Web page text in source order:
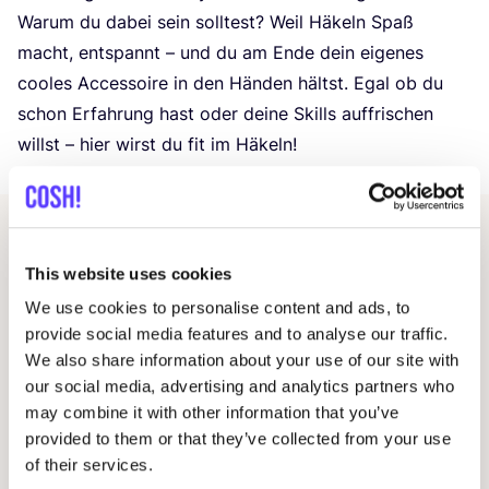
This website uses cookies
We use cookies to personalise content and ads, to
provide social media features and to analyse our traffic.
We also share information about your use of our site with
our social media, advertising and analytics partners who
may combine it with other information that you’ve
provided to them or that they’ve collected from your use
of their services.
War­um du dabei sein soll­test? Weil Häkeln Spaß
macht, ent­spannt – und du am Ende dein eige­nes
coo­les Acces­soire in den Hän­den hältst. Egal ob du
schon Erfah­rung hast oder dei­ne Skills auf­fri­schen
willst – hier wirst du fit im Häkeln!